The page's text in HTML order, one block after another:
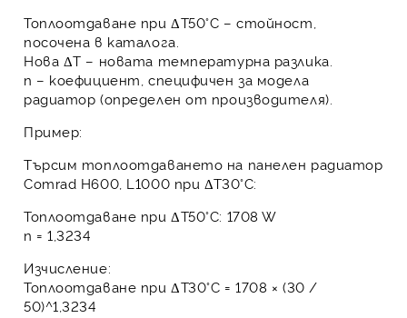
Топлоотдаване при ΔT50°C – стойност,
посочена в каталога.
Нова ΔT – новата температурна разлика.
n – коефициент, специфичен за модела
радиатор (определен от производителя).
Пример:
Търсим топлоотдаването на панелен радиатор
Comrad H600, L1000 при ΔT30°C:
Топлоотдаване при ΔT50°C: 1708 W
n = 1,3234
Изчисление:
Топлоотдаване при ΔT30°C = 1708 × (30 /
50)^1,3234